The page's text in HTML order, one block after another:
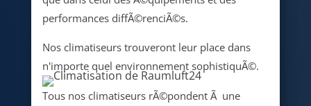
performances diffÃ©renciÃ©s.
Nos climatiseurs trouveront leur place dans
n'importe quel environnement sophistiquÃ©.
Tous nos climatiseurs rÃ©pondent Ã une